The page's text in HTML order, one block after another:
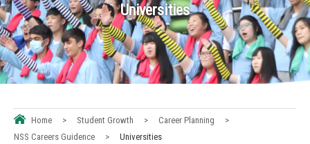
Universities
Home > Student Growth > Career Planning
>
NSS Careers Guidence
> Universities